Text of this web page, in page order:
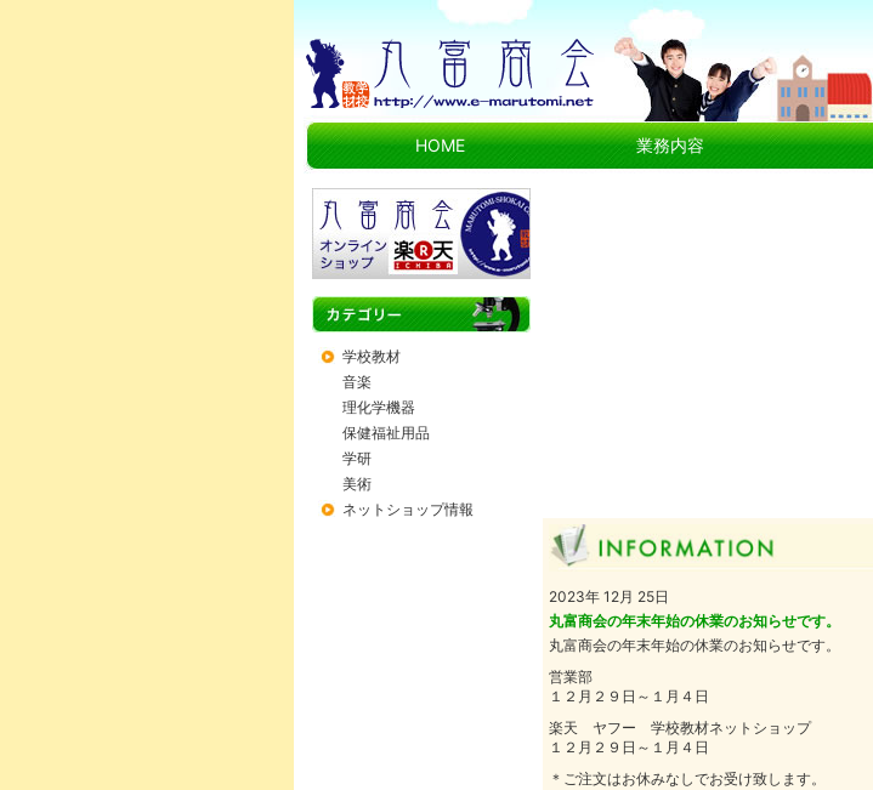
HOME 業務内容
2023年 12月 25日
丸富商会の年末年始の休業のお知らせです。
丸富商会の年末年始の休業のお知らせです。
営業部
１２月２９日～１月４日
楽天 ヤフー 学校教材ネットショップ
１２月２９日～１月４日
＊ご注文はお休みなしでお受け致します。
学校教材
音楽
理化学機器
保健福祉用品
学研
美術
ネットショップ情報